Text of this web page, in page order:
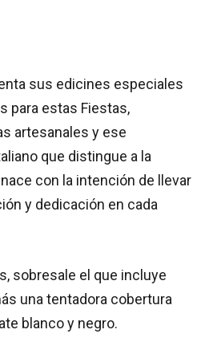
sus edicines especiales
para estas Fiestas,
artesanales y ese
que distingue a la
con la intención de llevar
y dedicación en cada
sobresale el que incluye
una tentadora cobertura
blanco y negro.